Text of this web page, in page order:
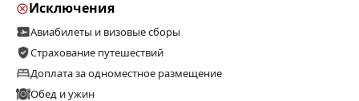
Исключения
Авиабилеты и визовые сборы
Страхование путешествий
Доплата за одноместное размещение
Обед и ужин